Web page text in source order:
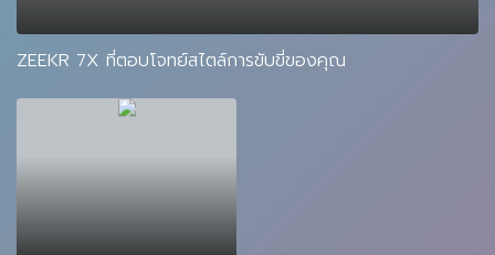
ZEEKR 7X ที่ตอบโจทย์สไตล์การขับขี่ของคุณ